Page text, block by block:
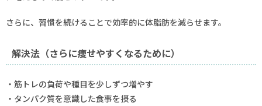
さらに、習慣を続けることで効率的に体脂肪を減らせます。
解決法（さらに痩せやすくなるために）
・筋トレの負荷や種目を少しずつ増やす
・タンパク質を意識した食事を摂る